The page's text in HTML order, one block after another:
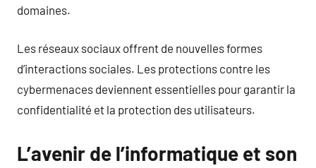
domaines.
Les réseaux sociaux offrent de nouvelles formes
d’interactions sociales. Les protections contre les
cybermenaces deviennent essentielles pour garantir la
confidentialité et la protection des utilisateurs.
L’avenir de l’informatique et son